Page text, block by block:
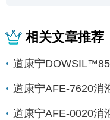
相关文章推荐